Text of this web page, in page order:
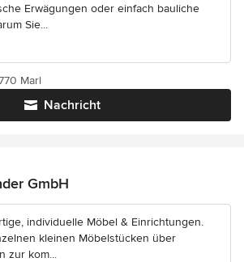
Erwägungen oder einfach bauliche
Sie...
Nachricht
Marl
GmbH
individuelle Möbel & Einrichtungen.
kleinen Möbelstücken über
zur kom...